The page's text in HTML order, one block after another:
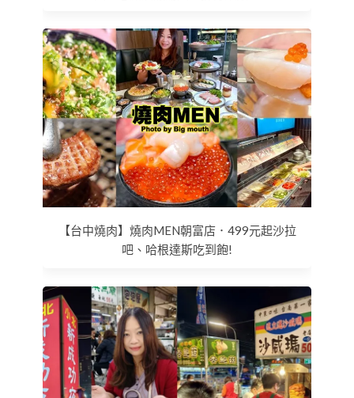
【台中燒肉】燒肉MEN朝富店．499元起沙拉
吧、哈根達斯吃到飽!